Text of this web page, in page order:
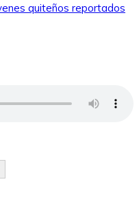
quiteños reportados